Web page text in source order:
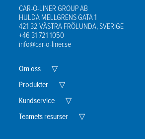
CAR-O-LINER GROUP AB
HULDA MELLGRENS GATA 1
421 32 VÄSTRA FRÖLUNDA, SVERIGE
+46 31 721 1050
info@car-o-liner.se
Om oss ▽Expand
Menu
Produkter ▽Expand
Menu
Kundservice ▽Expand
Menu
Teamets resurser ▽Expand